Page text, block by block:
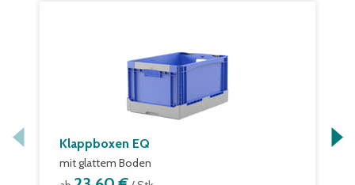
Klappboxen EQ
mit glattem Boden